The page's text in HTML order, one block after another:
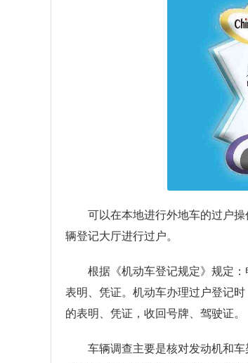
可以在本地进行外地车的过户
辆登记大厅进行过户。
根据《机动车登记规定》规定
表明、凭证。机动车办理过户登记
的表明、凭证，收回号牌、驾驶证。
车辆调查主要是核对发动机和